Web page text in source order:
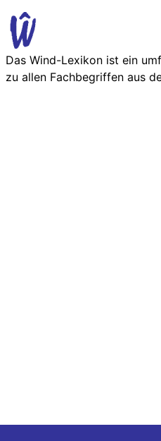
Das Wind-Lexikon ist ein
zu allen Fachbegriffen aus